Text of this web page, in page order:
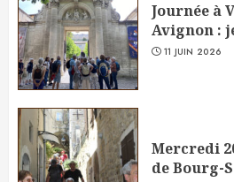
Journée à
Avignon :
11 JUIN 2026
Mercredi
de Bourg-